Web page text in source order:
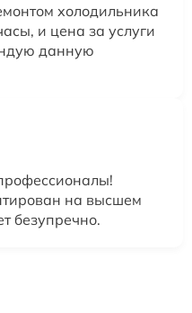
холодильника
и цена за услуги
данную
на высшем
безупречно.